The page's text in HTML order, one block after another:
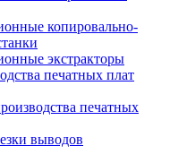
копировально-
экстракторы
печатных плат
печатных
выводов